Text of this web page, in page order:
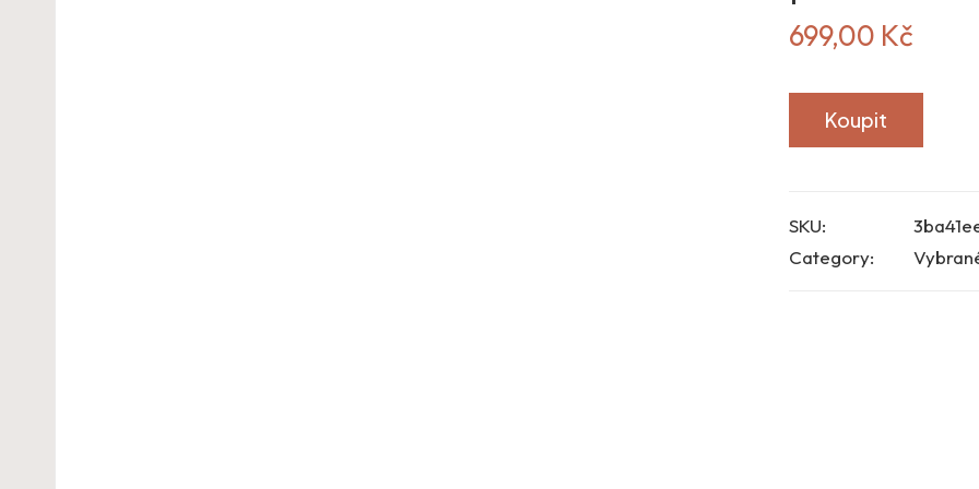
699,00 Kč
Koupit
SKU:
Category: